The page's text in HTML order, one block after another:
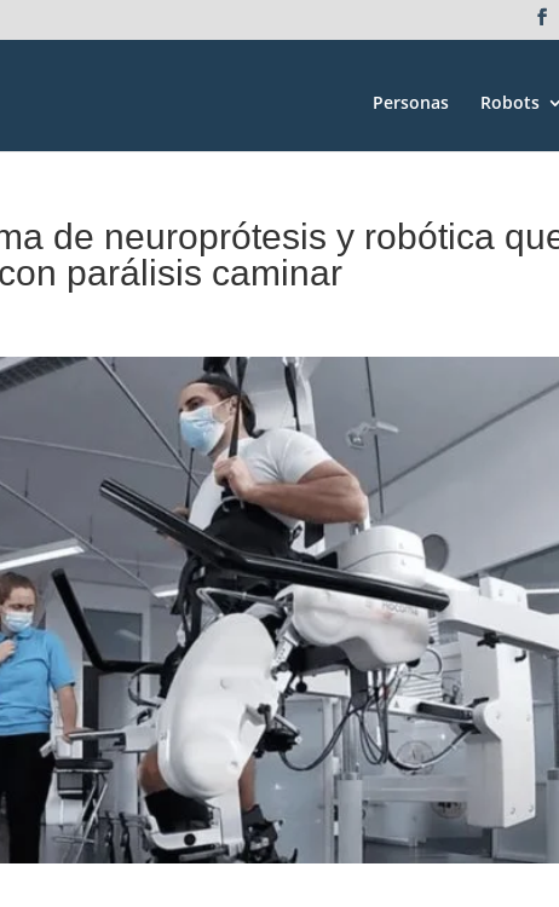
Personas Robots
de neuroprótesis y robótica
parálisis caminar